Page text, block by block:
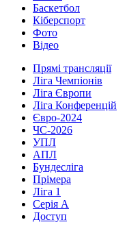
Баскетбол
Кіберспорт
Фото
Відео
Прямі трансляції
Ліга Чемпіонів
Ліга Європи
Ліга Конференцій
Євро-2024
ЧС-2026
УПЛ
АПЛ
Бундесліга
Прімера
Ліга 1
Серія А
Доступ